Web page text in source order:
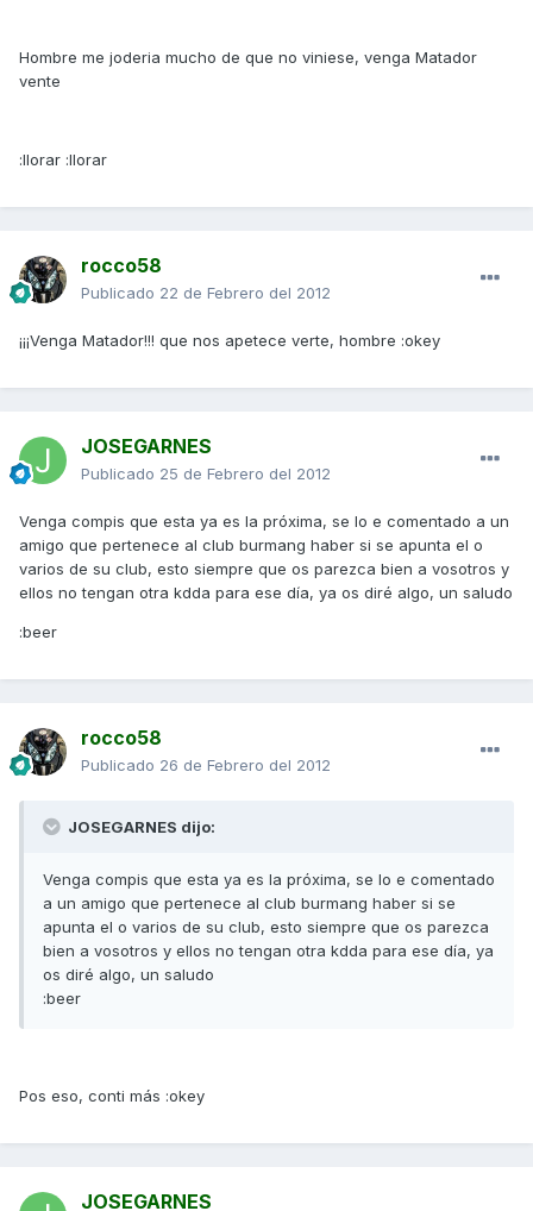
Hombre me joderia mucho de que no viniese, venga Matador
vente
:llorar :llorar
rocco58
Publicado 22 de Febrero del 2012
¡¡¡Venga Matador!!! que nos apetece verte, hombre :okey
JOSEGARNES
Publicado 25 de Febrero del 2012
Venga compis que esta ya es la próxima, se lo e comentado a un
amigo que pertenece al club burmang haber si se apunta el o
varios de su club, esto siempre que os parezca bien a vosotros y
ellos no tengan otra kdda para ese día, ya os diré algo, un saludo
:beer
rocco58
Publicado 26 de Febrero del 2012
JOSEGARNES dijo:
Venga compis que esta ya es la próxima, se lo e comentado
a un amigo que pertenece al club burmang haber si se
apunta el o varios de su club, esto siempre que os parezca
bien a vosotros y ellos no tengan otra kdda para ese día, ya
os diré algo, un saludo
:beer
Pos eso, conti más :okey
JOSEGARNES